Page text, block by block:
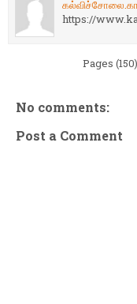
https://
Pages (150)
No comments:
Post a Comment